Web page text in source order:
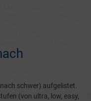
schwer) aufgelistet.
(von ultra, low, easy,